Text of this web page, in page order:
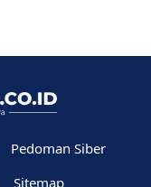
Pedoman Siber
Sitemap